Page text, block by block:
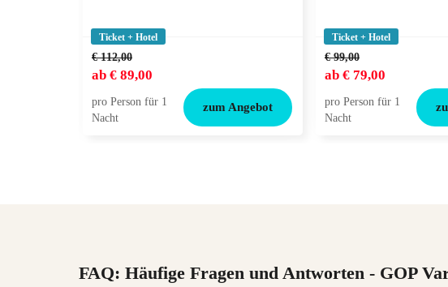
Ticket + Hotel
€ 112,00
ab € 89,00
pro Person für 1
Nacht
zum Angebot
Ticket + Hotel
€ 99,00
ab € 79,00
pro Person für 1
Nacht
FAQ: Häufige Fragen und Antworten - GOP